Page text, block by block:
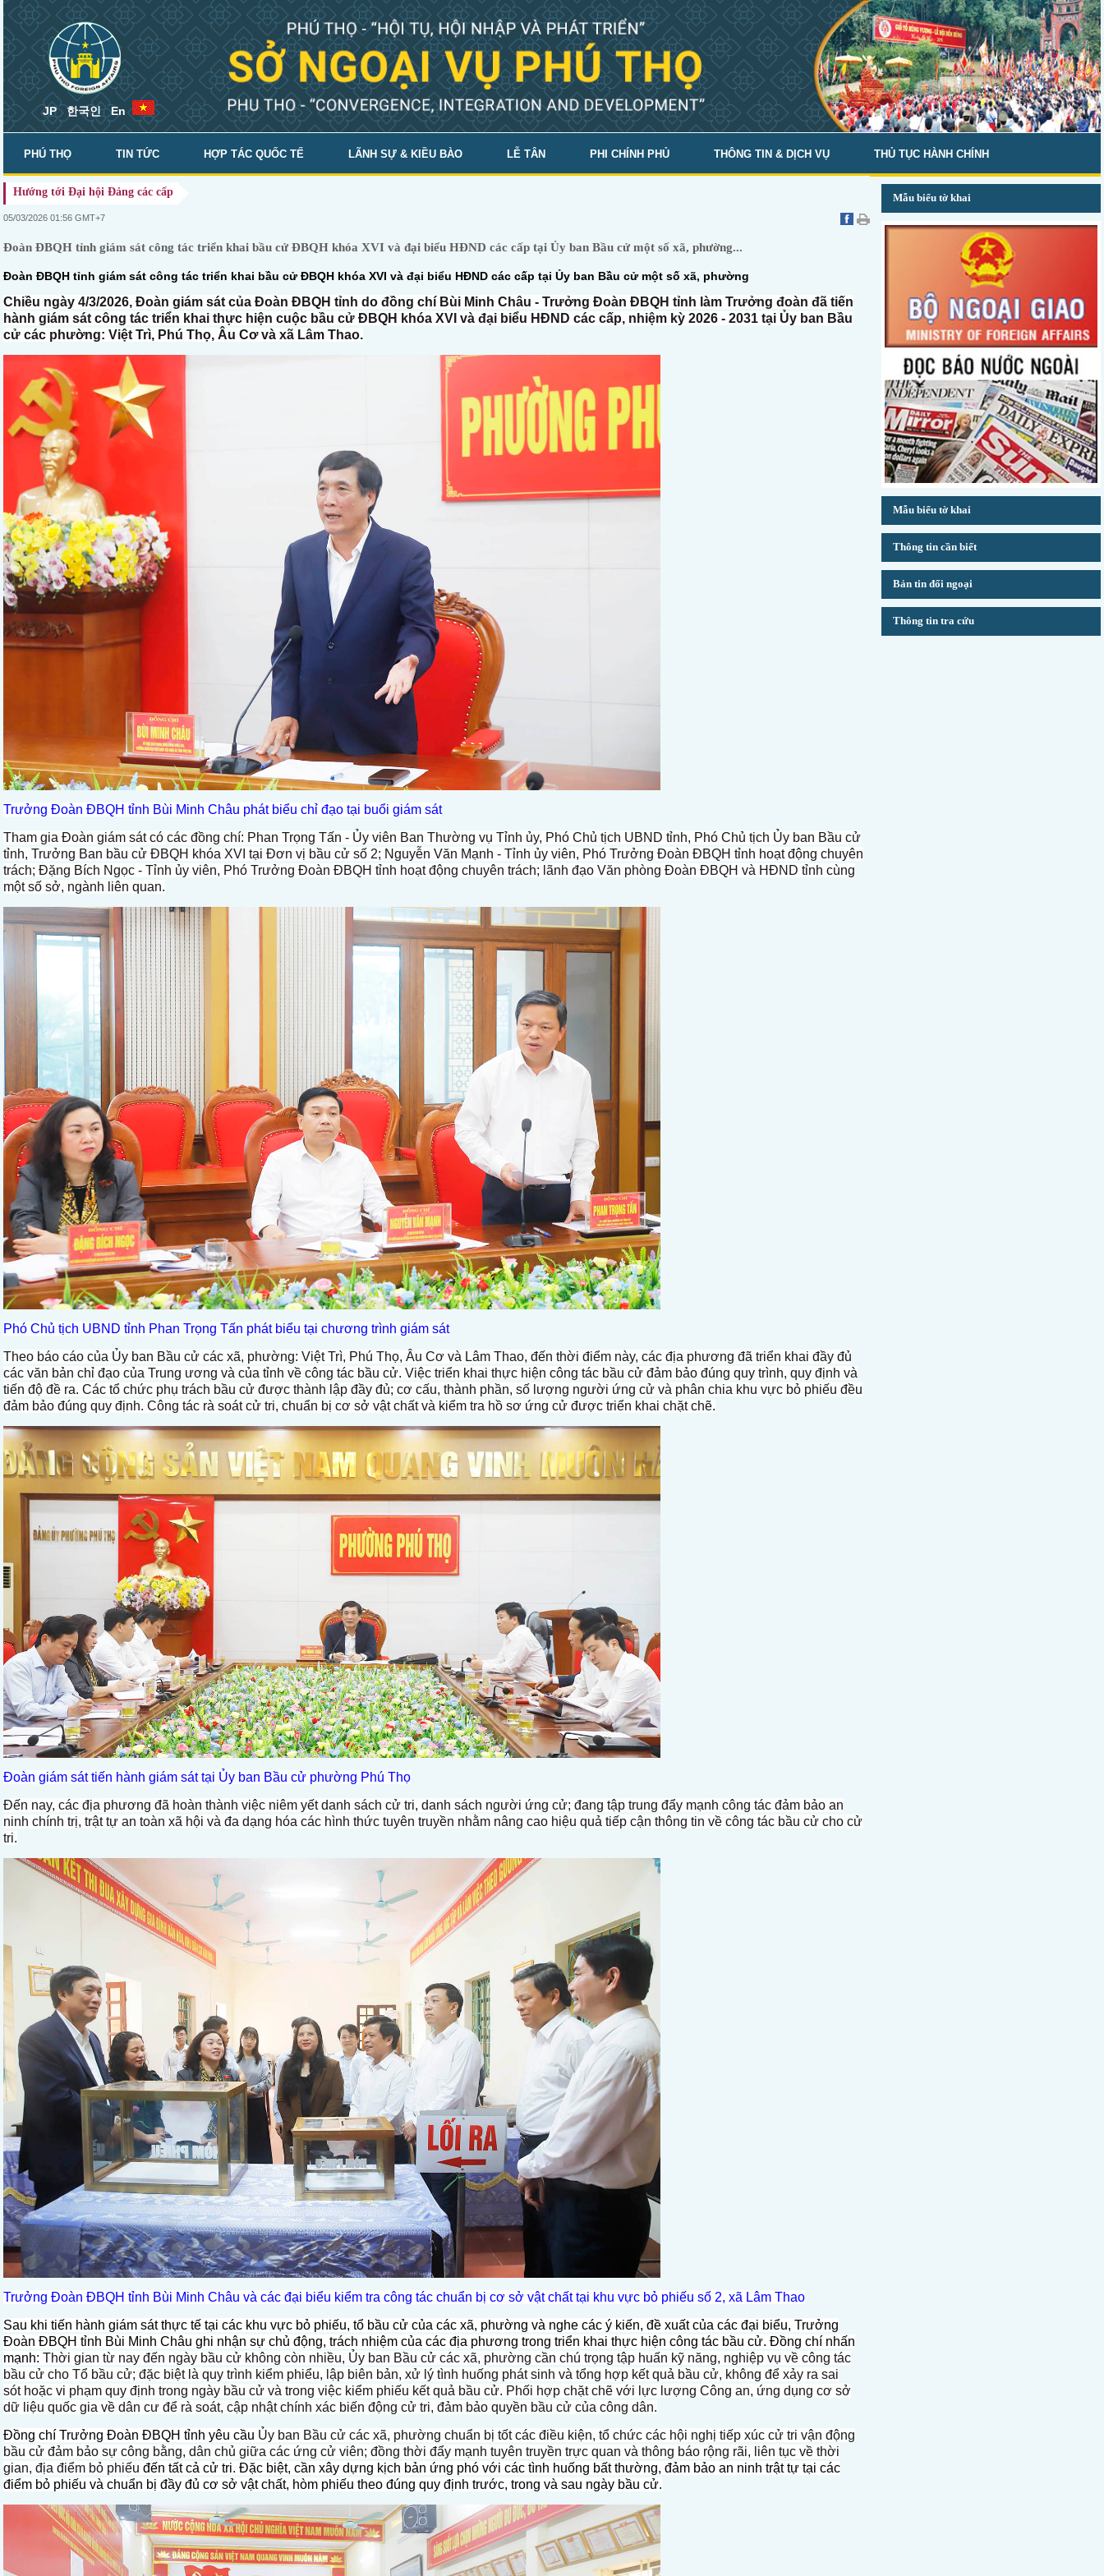
JP 한국인 En
PHÚ THỌ TIN TỨC HỢP TÁC QUỐC TẾ LÃNH SỰ & KIỀU BÀO LỄ TÂN PHI CHÍNH PHỦ THÔNG TIN & DỊCH VỤ THỦ TỤC HÀNH CHÍNH
SỞ NGOẠI VỤ
Hướng tới Đại hội Đảng các cấp
05/03/2026 01:56 GMT+7
Đoàn ĐBQH tỉnh giám sát công tác triển khai bầu cử ĐBQH khóa XVI và đại biểu HĐND các cấp tại Ủy ban Bầu cử một số xã, phường...
Đoàn ĐBQH tỉnh giám sát công tác triển khai bầu cử ĐBQH khóa XVI và đại biểu HĐND các cấp tại Ủy ban Bầu cử một số xã, phường
Chiều ngày 4/3/2026, Đoàn giám sát của Đoàn ĐBQH tỉnh do đồng chí Bùi Minh Châu - Trưởng Đoàn ĐBQH tỉnh làm Trưởng đoàn đã tiến
hành giám sát công tác triển khai thực hiện cuộc bầu cử ĐBQH khóa XVI và đại biểu HĐND các cấp, nhiệm kỳ 2026 - 2031 tại Ủy ban Bầu
cử các phường: Việt Trì, Phú Thọ, Âu Cơ và xã Lâm Thao.
Trưởng Đoàn ĐBQH tỉnh Bùi Minh Châu phát biểu chỉ đạo tại buổi giám sát
Tham gia Đoàn giám sát có các đồng chí: Phan Trọng Tấn - Ủy viên Ban Thường vụ Tỉnh ủy, Phó Chủ tịch UBND tỉnh, Phó Chủ tịch Ủy ban Bầu cử
tỉnh, Trưởng Ban bầu cử ĐBQH khóa XVI tại Đơn vị bầu cử số 2; Nguyễn Văn Mạnh - Tỉnh ủy viên, Phó Trưởng Đoàn ĐBQH tỉnh hoạt động chuyên
trách; Đặng Bích Ngọc - Tỉnh ủy viên, Phó Trưởng Đoàn ĐBQH tỉnh hoạt động chuyên trách; lãnh đạo Văn phòng Đoàn ĐBQH và HĐND tỉnh cùng
một số sở, ngành liên quan.
Phó Chủ tịch UBND tỉnh Phan Trọng Tấn phát biểu tại chương trình giám sát
Theo báo cáo của Ủy ban Bầu cử các xã, phường: Việt Trì, Phú Thọ, Âu Cơ và Lâm Thao, đến thời điểm này, các địa phương đã triển khai đầy đủ
các văn bản chỉ đạo của Trung ương và của tỉnh về công tác bầu cử. Việc triển khai thực hiện công tác bầu cử đảm bảo đúng quy trình, quy định và
tiến độ đề ra. Các tổ chức phụ trách bầu cử được thành lập đầy đủ; cơ cấu, thành phần, số lượng người ứng cử và phân chia khu vực bỏ phiếu đều
đảm bảo đúng quy định. Công tác rà soát cử tri, chuẩn bị cơ sở vật chất và kiểm tra hồ sơ ứng cử được triển khai chặt chẽ.
Đoàn giám sát tiến hành giám sát tại Ủy ban Bầu cử phường Phú Thọ
Đến nay, các địa phương đã hoàn thành việc niêm yết danh sách cử tri, danh sách người ứng cử; đang tập trung đẩy mạnh công tác đảm bảo an
ninh chính trị, trật tự an toàn xã hội và đa dạng hóa các hình thức tuyên truyền nhằm nâng cao hiệu quả tiếp cận thông tin về công tác bầu cử cho cử
tri.
Trưởng Đoàn ĐBQH tỉnh Bùi Minh Châu và các đại biểu kiểm tra công tác chuẩn bị cơ sở vật chất tại khu vực bỏ phiếu số 2, xã Lâm Thao
Sau khi tiến hành giám sát thực tế tại các khu vực bỏ phiếu, tổ bầu cử của các xã, phường và nghe các ý kiến, đề xuất của các đại biểu, Trưởng
Đoàn ĐBQH tỉnh Bùi Minh Châu ghi nhận sự chủ động, trách nhiệm của các địa phương trong triển khai thực hiện công tác bầu cử. Đồng chí nhấn
mạnh: Thời gian từ nay đến ngày bầu cử không còn nhiều, Ủy ban Bầu cử các xã, phường cần chú trọng tập huấn kỹ năng, nghiệp vụ về công tác
bầu cử cho Tổ bầu cử; đặc biệt là quy trình kiểm phiểu, lập biên bản, xử lý tình huống phát sinh và tổng hợp kết quả bầu cử, không để xảy ra sai
sót hoặc vi phạm quy định trong ngày bầu cử và trong việc kiểm phiếu kết quả bầu cử. Phối hợp chặt chẽ với lực lượng Công an, ứng dụng cơ sở
dữ liệu quốc gia về dân cư để rà soát, cập nhật chính xác biến động cử tri, đảm bảo quyền bầu cử của công dân.
Đồng chí Trưởng Đoàn ĐBQH tỉnh yêu cầu Ủy ban Bầu cử các xã, phường chuẩn bị tốt các điều kiện, tổ chức các hội nghị tiếp xúc cử tri vận động
bầu cử đảm bảo sự công bằng, dân chủ giữa các ứng cử viên; đồng thời đẩy mạnh tuyên truyền trực quan và thông báo rộng rãi, liên tục về thời
gian, địa điểm bỏ phiếu đến tất cả cử tri. Đặc biệt, cần xây dựng kịch bản ứng phó với các tình huống bất thường, đảm bảo an ninh trật tự tại các
điểm bỏ phiếu và chuẩn bị đầy đủ cơ sở vật chất, hòm phiếu theo đúng quy định trước, trong và sau ngày bầu cử.
Mẫu biểu tờ khai
Mẫu biểu tờ khai
Thông tin cần biết
Bản tin đối ngoại
Thông tin tra cứu